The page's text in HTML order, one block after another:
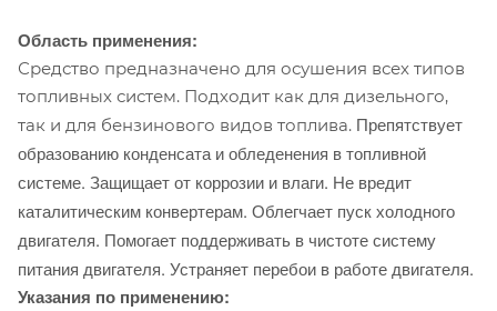
Область применения:
Средство предназначено для осушения всех типов
топливных систем. Подходит как для дизельного,
так и для бензинового видов топлива. Препятствует
образованию конденсата и обледенения в топливной
системе. Защищает от коррозии и влаги. Не вредит
каталитическим конвертерам. Облегчает пуск холодного
двигателя. Помогает поддерживать в чистоте систему
питания двигателя. Устраняет перебои в работе двигателя.
Указания по применению: